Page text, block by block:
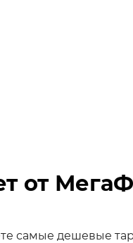
от
самые дешевые